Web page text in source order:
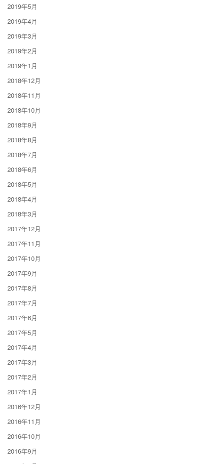
2019年5月
2019年4月
2019年3月
2019年2月
2019年1月
2018年12月
2018年11月
2018年10月
2018年9月
2018年8月
2018年7月
2018年6月
2018年5月
2018年4月
2018年3月
2017年12月
2017年11月
2017年10月
2017年9月
2017年8月
2017年7月
2017年6月
2017年5月
2017年4月
2017年3月
2017年2月
2017年1月
2016年12月
2016年11月
2016年10月
2016年9月